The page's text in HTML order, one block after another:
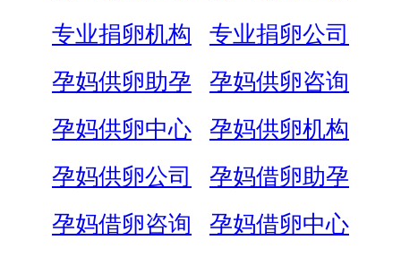
专业捐卵机构
专业捐卵公司
孕妈供卵助孕
孕妈供卵咨询
孕妈供卵中心
孕妈供卵机构
孕妈供卵公司
孕妈借卵助孕
孕妈借卵咨询
孕妈借卵中心